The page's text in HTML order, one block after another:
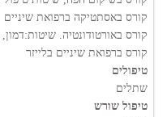
קורס באסתטיקה ברפואת שיניים
קורס באורטודונטיה. שיטות:דמון,
קורס ברפואת שיניים בלייזר
טיפולים
שתלים
טיפול שורש